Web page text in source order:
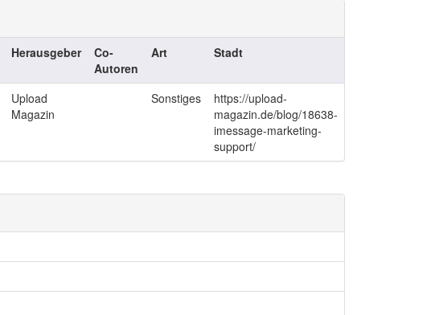
Herausgeber
Co-
Autoren
Art Stadt
Upload
Magazin
Sonstiges
https://upload-
magazin.de/blog/18638-
imessage-marketing-
support/